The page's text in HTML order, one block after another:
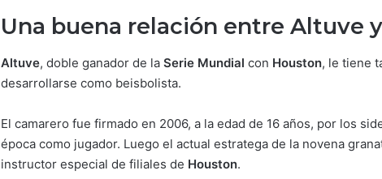
Una buena relación entre Altuve
Altuve, doble ganador de la Serie Mundial con Houston, le tiene
desarrollarse como beisbolista.
El camarero fue firmado en 2006, a la edad de 16 años, por los
época como jugador. Luego el actual estratega de la novena
instructor especial de filiales de Houston.